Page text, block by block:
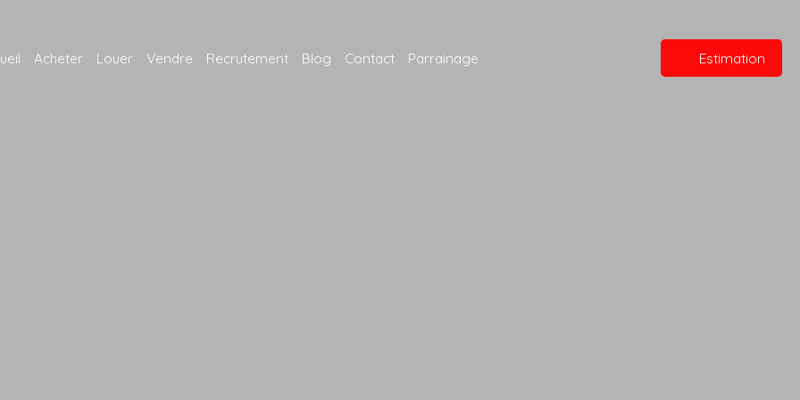
Acheter Louer Vendre Recrutement Blog Contact Parrainage Estimation